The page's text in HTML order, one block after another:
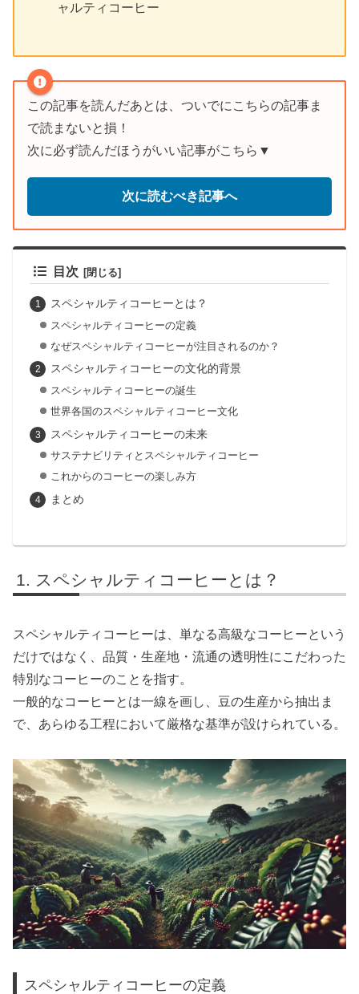
ャルティコーヒー
この記事を読んだあとは、ついでにこちらの記事ま
で読まないと損！
次に必ず読んだほうがいい記事がこちら▼
次に読むべき記事へ
目次
スペシャルティコーヒーとは？
スペシャルティコーヒーの定義
なぜスペシャルティコーヒーが注目されるのか？
スペシャルティコーヒーの文化的背景
スペシャルティコーヒーの誕生
世界各国のスペシャルティコーヒー文化
スペシャルティコーヒーの未来
サステナビリティとスペシャルティコーヒー
これからのコーヒーの楽しみ方
まとめ
スペシャルティコーヒーとは？
スペシャルティコーヒーは、単なる高級なコーヒーという
だけではなく、品質・生産地・流通の透明性にこだわった
特別なコーヒーのことを指す。
一般的なコーヒーとは一線を画し、豆の生産から抽出ま
で、あらゆる工程において厳格な基準が設けられている。
スペシャルティコーヒーの定義